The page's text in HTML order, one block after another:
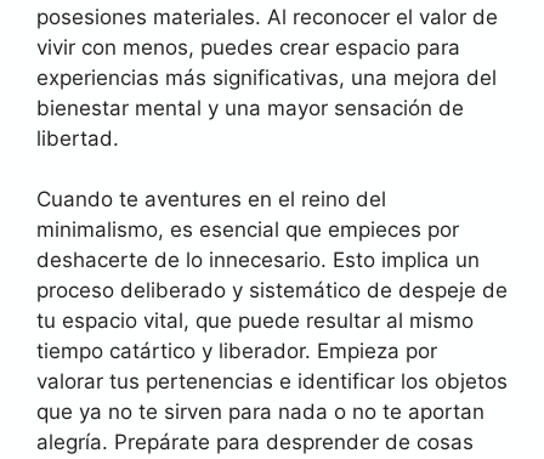
posesiones materiales. Al reconocer el valor de
vivir con menos, puedes crear espacio para
experiencias más significativas, una mejora del
bienestar mental y una mayor sensación de
libertad.
Cuando te aventures en el reino del
minimalismo, es esencial que empieces por
deshacerte de lo innecesario. Esto implica un
proceso deliberado y sistemático de despeje de
tu espacio vital, que puede resultar al mismo
tiempo catártico y liberador. Empieza por
valorar tus pertenencias e identificar los objetos
que ya no te sirven para nada o no te aportan
alegría. Prepárate para desprender de cosas